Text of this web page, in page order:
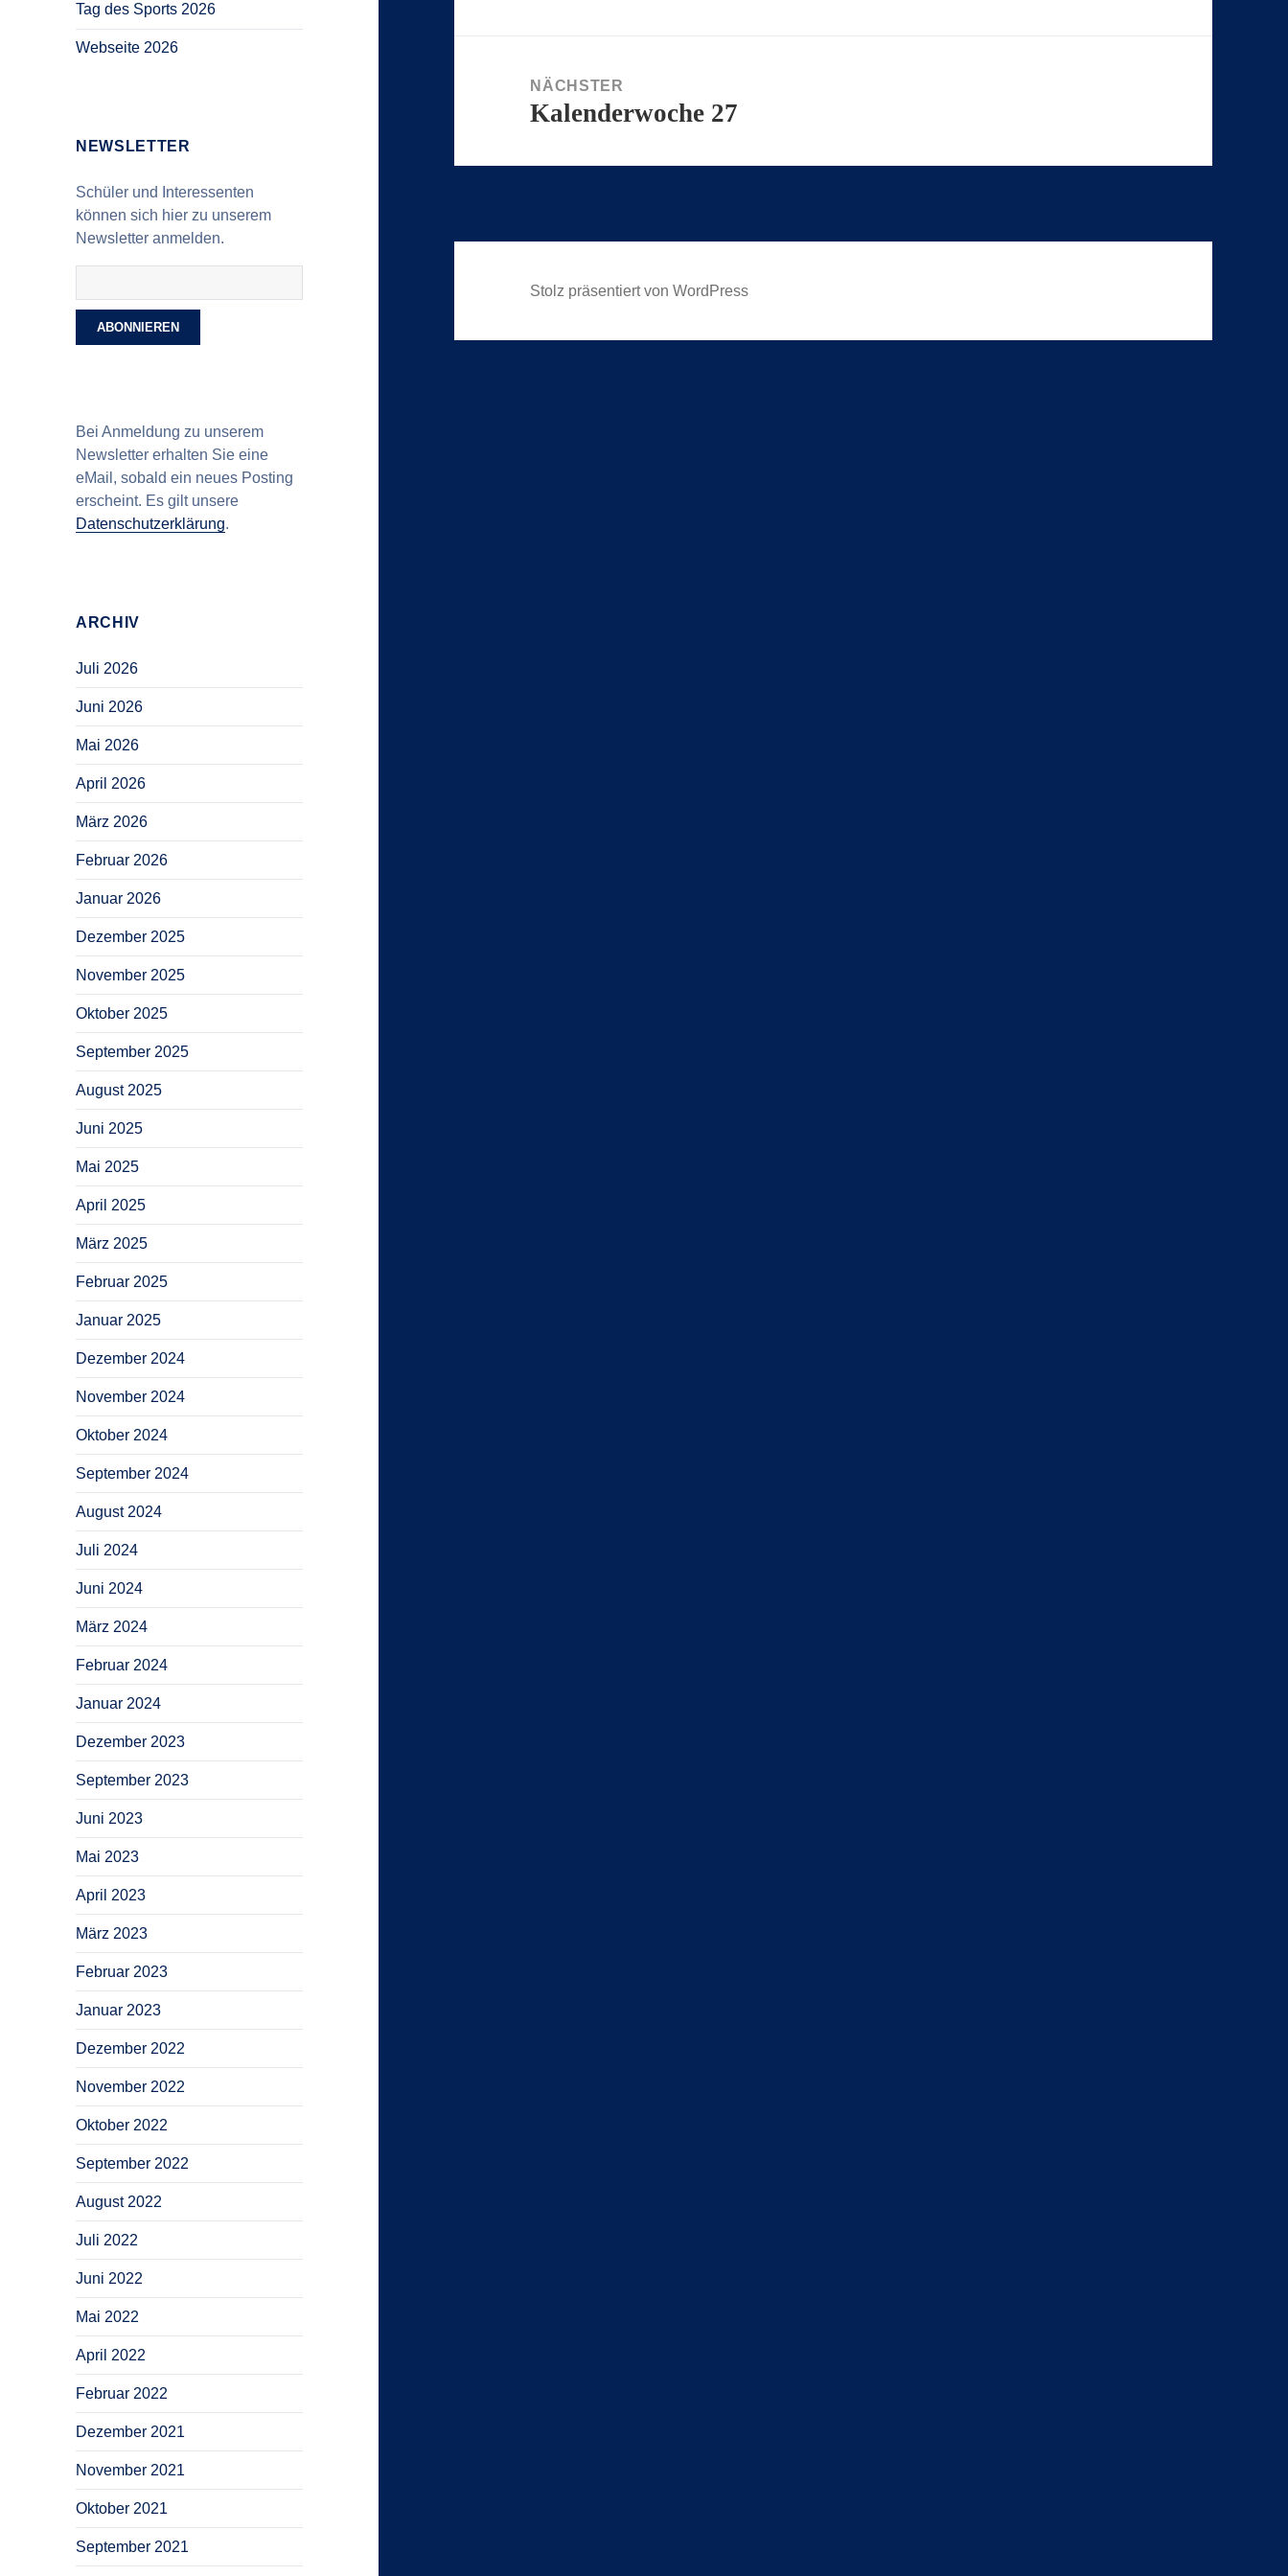
Tag des Sports 2026
Webseite 2026
NEWSLETTER
Schüler und Interessenten
können sich hier zu unserem
Newsletter anmelden.
Bei Anmeldung zu unserem
Newsletter erhalten Sie eine
eMail, sobald ein neues Posting
erscheint. Es gilt unsere
Datenschutzerklärung.
ARCHIV
Juli 2026
Juni 2026
Mai 2026
April 2026
März 2026
Februar 2026
Januar 2026
Dezember 2025
November 2025
Oktober 2025
September 2025
August 2025
Juni 2025
Mai 2025
April 2025
März 2025
Februar 2025
Januar 2025
Dezember 2024
November 2024
Oktober 2024
September 2024
August 2024
Juli 2024
Juni 2024
März 2024
Februar 2024
Januar 2024
Dezember 2023
September 2023
Juni 2023
Mai 2023
April 2023
März 2023
Februar 2023
Januar 2023
Dezember 2022
November 2022
Oktober 2022
September 2022
August 2022
Juli 2022
Juni 2022
Mai 2022
April 2022
Februar 2022
Dezember 2021
November 2021
Oktober 2021
September 2021
NÄCHSTER
Nächster
Kalenderwoche 27
Stolz präsentiert von WordPress